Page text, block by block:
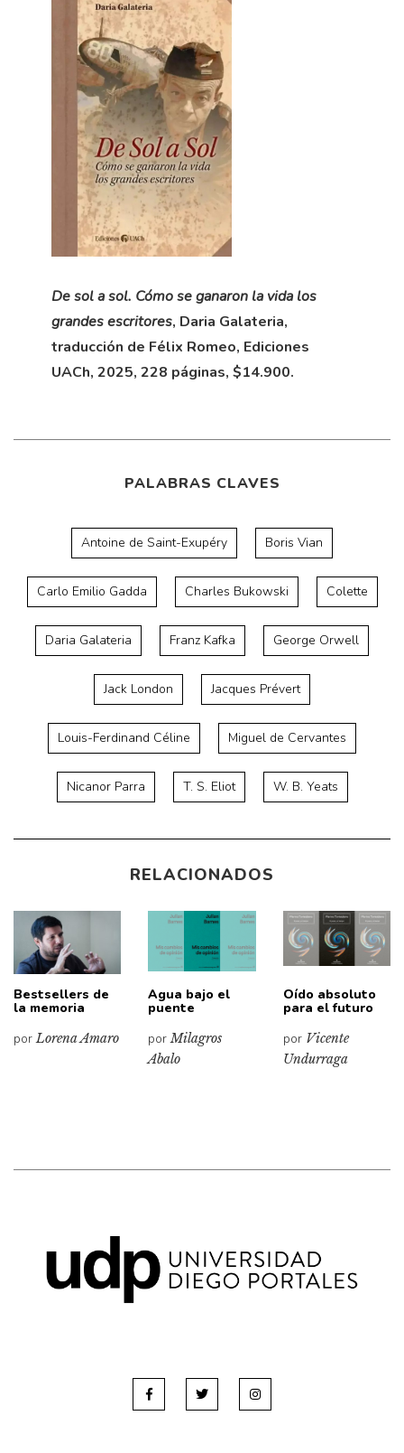
De sol a sol. Cómo se ganaron la vida los
grandes escritores, Daria Galateria,
traducción de Félix Romeo, Ediciones
UACh, 2025, 228 páginas, $14.900.
PALABRAS CLAVES
Antoine de Saint-Exupéry Boris Vian
Carlo Emilio Gadda Charles Bukowski Colette
Daria Galateria Franz Kafka George Orwell
Jack London Jacques Prévert
Louis-Ferdinand Céline Miguel de Cervantes
Nicanor Parra T. S. Eliot W. B. Yeats
RELACIONADOS
Bestsellers de
la memoria
porLorena Amaro
Agua bajo el
puente
porMilagros
Abalo
Oído absoluto
para el futuro
por Vicente
Undurraga